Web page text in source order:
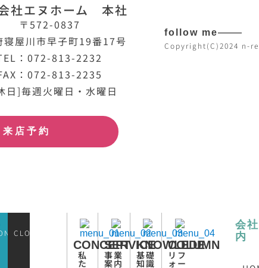
社エヌホーム 本社
〒572-0837
寝屋川市早子町19番17号
：072-813-2232
：072-813-2235
日]毎週火曜日・水曜日
来店予約
follow me
Copyright(C)2024 n-
CLOSE
CONCEPT
私
た
SERVICE
事業
案内
KNOWLEDE
基礎
知識
COLUMN
リフ
ォー
会
内